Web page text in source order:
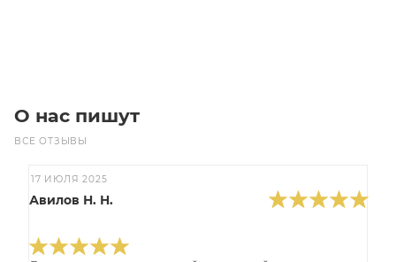
О нас пишут
ВСЕ ОТЗЫВЫ
17 ИЮЛЯ 2025
Авилов Н. Н.